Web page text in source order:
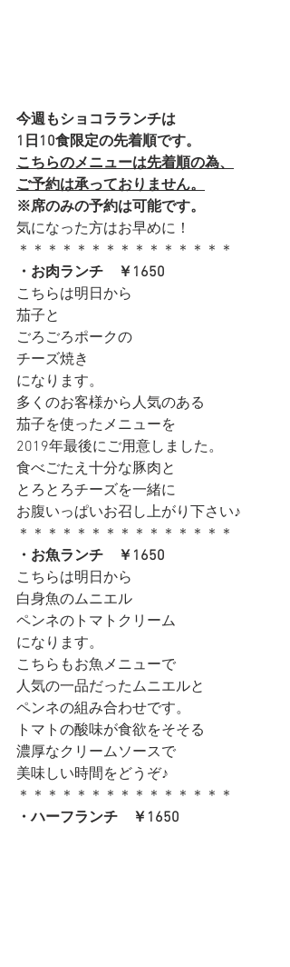
今週もショコラランチは
1日10食限定の先着順です。
こちらのメニューは先着順の為、
ご予約は承っておりません。
※席のみの予約は可能です。
気になった方はお早めに！
＊＊＊＊＊＊＊＊＊＊＊＊＊＊＊
・お肉ランチ　￥1650
こちらは明日から
茄子と
ごろごろポークの
チーズ焼き
になります。
多くのお客様から人気のある
茄子を使ったメニューを
2019年最後にご用意しました。
食べごたえ十分な豚肉と
とろとろチーズを一緒に
お腹いっぱいお召し上がり下さい♪
＊＊＊＊＊＊＊＊＊＊＊＊＊＊＊
・お魚ランチ　￥1650
こちらは明日から
白身魚のムニエル
ペンネのトマトクリーム
になります。
こちらもお魚メニューで
人気の一品だったムニエルと
ペンネの組み合わせです。
トマトの酸味が食欲をそそる
濃厚なクリームソースで
美味しい時間をどうぞ♪
＊＊＊＊＊＊＊＊＊＊＊＊＊＊＊
・ハーフランチ　￥1650